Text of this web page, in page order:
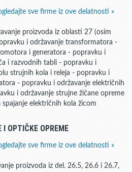
sve firme iz ove delatnosti »
proizvoda iz oblasti 27 (osim
i održavanje transformatora -
i generatora - popravku i
i razvodnih tabli - popravku i
strujnih kola i releja - popravku i
- popravku i održavanje električnih
i održavanje strujne žičane opreme
električnih kola žicom
I OPTIČKE OPREME
sve firme iz ove delatnosti »
proizvoda iz del. 26.5, 26.6 i 26.7,